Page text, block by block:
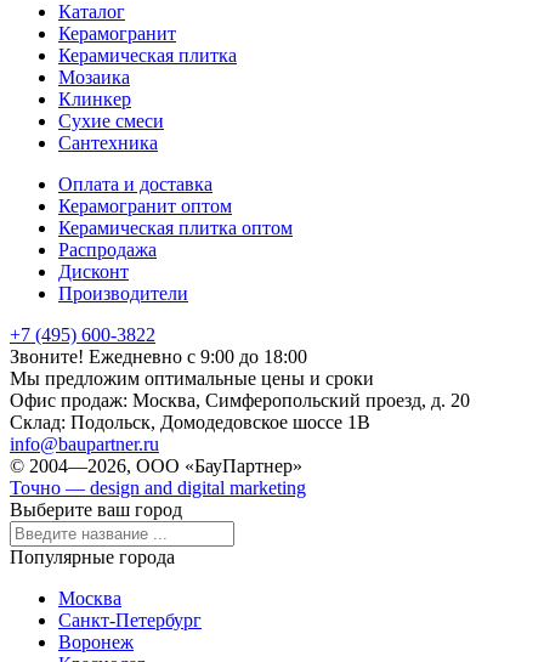
Каталог
Керамогранит
Керамическая плитка
Мозаика
Клинкер
Сухие смеси
Сантехника
Оплата и доставка
Керамогранит оптом
Керамическая плитка оптом
Распродажа
Дисконт
Производители
+7 (495) 600-3822
Звоните! Ежедневно с 9:00 до 18:00
Мы предложим оптимальные цены и сроки
Офис продаж: Москва, Симферопольский проезд, д. 20
Склад: Подольск, Домодедовское шоссе 1В
info@baupartner.ru
© 2004—2026, ООО «БауПартнер»
Точно — design and digital marketing
Выберите ваш город
Популярные города
Москва
Санкт-Петербург
Воронеж